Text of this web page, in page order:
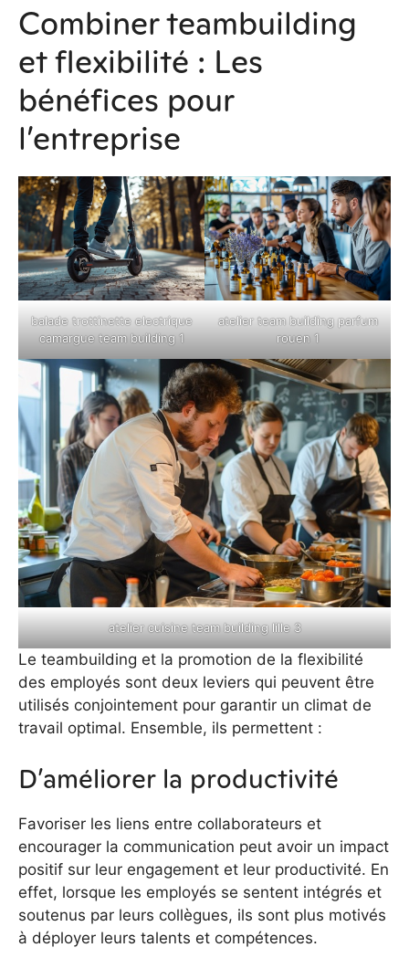
Combiner teambuilding
et flexibilité : Les
bénéfices pour
l’entreprise
balade trottinette electrique
camargue team building 1
atelier team building parfum
rouen 1
atelier cuisine team building lille 3
Le teambuilding et la promotion de la flexibilité
des employés sont deux leviers qui peuvent être
utilisés conjointement pour garantir un climat de
travail optimal. Ensemble, ils permettent :
D’améliorer la productivité
Favoriser les liens entre collaborateurs et
encourager la communication peut avoir un impact
positif sur leur engagement et leur productivité. En
effet, lorsque les employés se sentent intégrés et
soutenus par leurs collègues, ils sont plus motivés
à déployer leurs talents et compétences.